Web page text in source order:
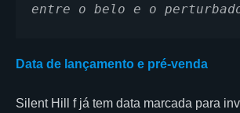
entre o belo e o
Data de lançamento e pré-venda
Silent Hill f já tem data marcada para